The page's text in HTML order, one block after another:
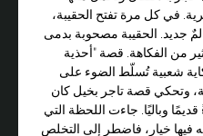
في كل مرة تفتح الحقيبة،
جديد. الحقيبة مصحوبة بدمى
من الفكاهة. قصة "أحذية
شعبية تُسلّط الضوء على
وتحكي قصة تاجر بخيل كان
وباليًا. جاءت اللحظة التي
فيها خيار، فاضطر إلى التخلص